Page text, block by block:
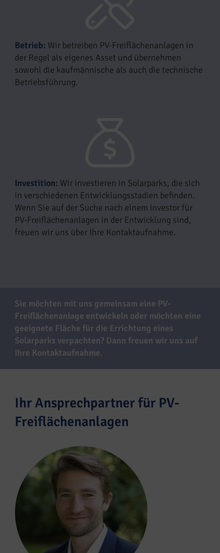
Betrieb: Wir betreiben PV-Freiflächenanlagen in
der Regel als eigenes Asset und übernehmen
sowohl die kaufmännische als auch die technische
Betriebsführung.
Investition: Wir investieren in Solarparks, die sich
in verschiedenen Entwicklungsstadien befinden.
Wenn Sie auf der Suche nach einem Investor für
PV-Freiflächenanlagen in der Entwicklung sind,
freuen wir uns über Ihre Kontaktaufnahme.
Sie möchten mit uns gemeinsam eine PV-
Freiflächenanlage entwickeln oder möchten eine
geeignete Fläche für die Errichtung eines
Solarparks verpachten? Dann freuen wir uns auf
Ihre Kontaktaufnahme.
Ihr Ansprechpartner für PV-
Freiflächenanlagen